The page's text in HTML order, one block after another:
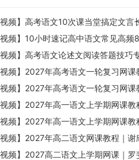
视频】高考语文10次课当堂搞定文言
训课程
视频】10小时速记高中语文常见高频
考语文成语专题课
视频】高考语文论述文阅读答题技巧
视频
视频】2027年高考语文一轮复习网课
高三语文上学期暑假班视频教程
视频】2027年高考语文一轮复习网
杨高三语文上学期暑假班视频教程
视频】2027年高一语文上学期网课
一语文暑假班视频教程
视频】2027年高一语文上学期网课教
高一语文暑假班视频教程
视频】2027年高二语文网课教程｜谢
文上学期暑假班视频教程
视频】2027高二语文上学期网课｜罗